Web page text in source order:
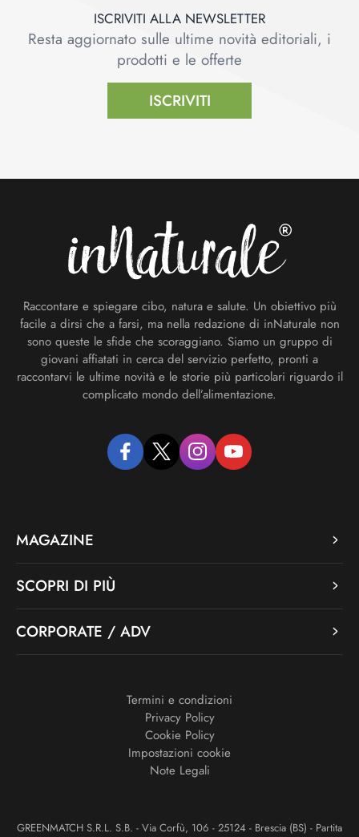
ISCRIVITI ALLA NEWSLETTER
Resta aggiornato sulle ultime novità editoriali, i
prodotti e le offerte
ISCRIVITI
Raccontare e spiegare cibo, natura e salute. Un obiettivo più
facile a dirsi che a farsi, ma nella redazione di inNaturale non
sono queste le sfide che scoraggiano. Siamo un gruppo di
giovani affiatati in cerca del servizio perfetto, pronti a
raccontarvi le ultime novità e le storie più particolari riguardo il
complicato mondo dell’alimentazione.
facebooktwitter instagramyoutube
MAGAZINE
SCOPRI DI PIÙ
CORPORATE / ADV
Termini e condizioni
Privacy Policy
Cookie Policy
Impostazioni cookie
Note Legali
GREENMATCH S.R.L. S.B. - Via Corfù, 106 - 25124 - Brescia (BS) - Partita